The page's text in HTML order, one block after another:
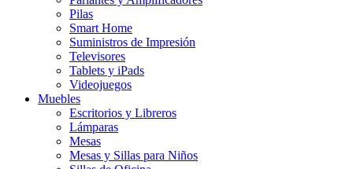
Pilas
Smart Home
Suministros de Impresión
Televisores
Tablets y iPads
Videojuegos
Muebles
Escritorios y Libreros
Lámparas
Mesas
Mesas y Sillas para Niños